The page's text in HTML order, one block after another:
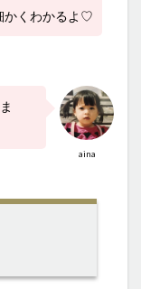
かくわかるよ♡
aina